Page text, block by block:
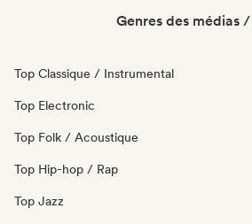
Genres des médias
Top Classique / Instrumental
Top Electronic
Top Folk / Acoustique
Top Hip-hop / Rap
Top Jazz